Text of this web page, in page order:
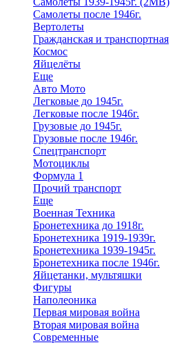
Самолеты после 1946г.
Вертолеты
Гражданская и транспортная
Космос
Яйцелёты
Еще
Авто Мото
Легковые до 1945г.
Легковые после 1946г.
Грузовые до 1945г.
Грузовые после 1946г.
Спецтранспорт
Мотоциклы
Формула 1
Прочий транспорт
Еще
Военная Техника
Бронетехника до 1918г.
Бронетехника 1919-1939г.
Бронетехника 1939-1945г.
Бронетехника после 1946г.
Яйцетанки, мультяшки
Фигуры
Наполеоника
Первая мировая война
Вторая мировая война
Современные